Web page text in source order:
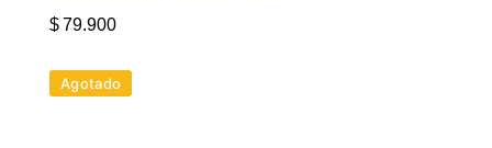
$79.900
Agotado